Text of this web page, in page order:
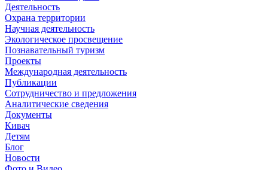
Деятельность
Охрана территории
Научная деятельность
Экологическое просвещение
Познавательный туризм
Проекты
Международная деятельность
Публикации
Сотрудничество и предложения
Аналитические сведения
Документы
Кивач
Детям
Блог
Новости